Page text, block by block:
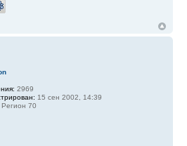
2969
15 сен 2002, 14:39
Регион 70